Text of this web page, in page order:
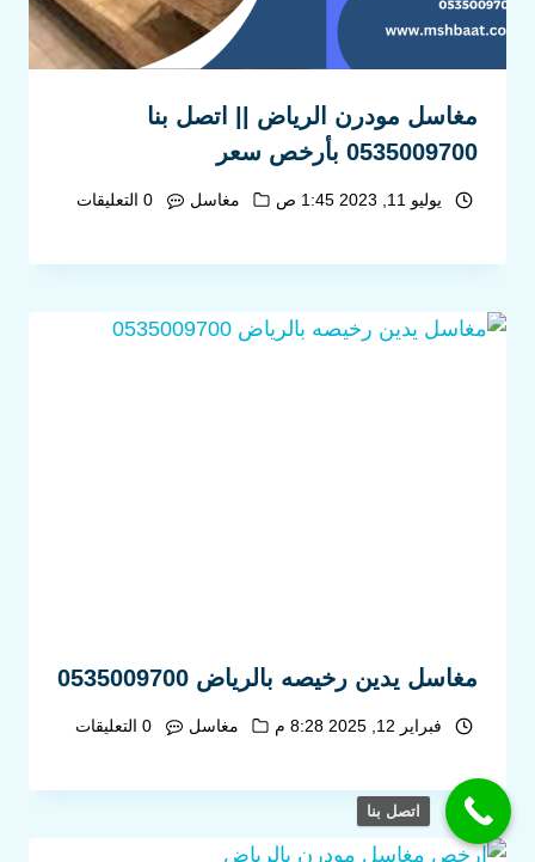
مغاسل مودرن الرياض || اتصل بنا
0535009700 بأرخص سعر
يوليو 11, 2023 1:45 ص مغاسل 0 التعليقات
مغاسل يدين رخيصه بالرياض 0535009700
فبراير 12, 2025 8:28 م مغاسل 0 التعليقات
اتصل بنا